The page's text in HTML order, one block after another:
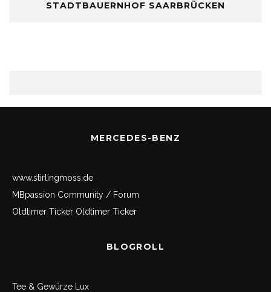
STADTBAUERNHOF SAARBRÜCKEN
MERCEDES-BENZ
www.stirlingmoss.de
MBpassion Community / Forum
Oldtimer Ticker Oldtimer Ticker
BLOGROLL
Tee & Gewürze Lux